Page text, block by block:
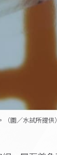
圖／水試所提供）